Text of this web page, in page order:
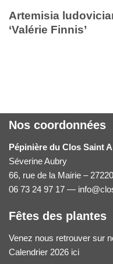
Artemisia
‘Valérie Finnis’
Nos coordonnées
Pépinière du Clos Saint
Séverine Aubry
66, rue de la Mairie –
06 73 24 97 17 —
Fêtes des plantes
Venez nous retrouver sur
Calendrier 2026 ici